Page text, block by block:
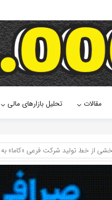
مقالات تحلیل بازارهای مالی
از خط تولید شرکت فرعی «کاما»